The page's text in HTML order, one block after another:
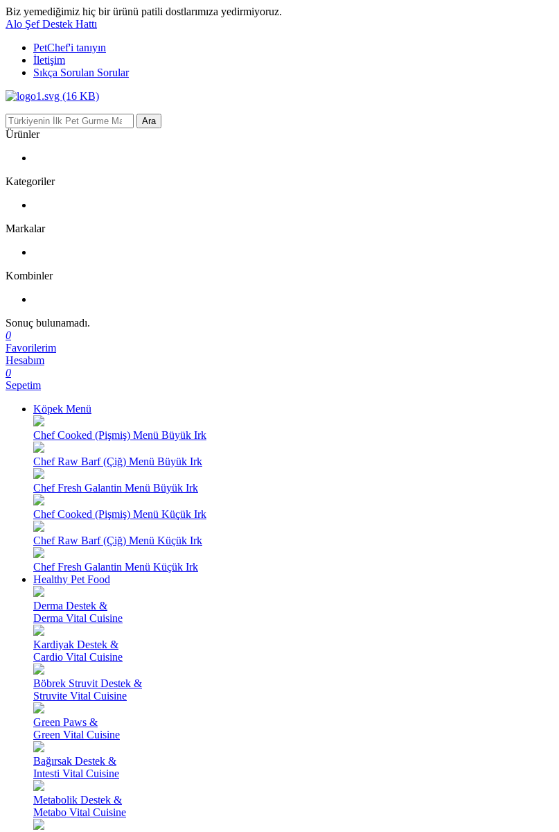
Biz yemediğimiz hiç bir ürünü patili dostlarımıza yedirmiyoruz.
Alo Şef Destek Hattı
PetChef'i tanıyın
İletişim
Sıkça Sorulan Sorular
Ara
Ürünler
Kategoriler
Markalar
Kombinler
Sonuç bulunamadı.
0
Favorilerim
Hesabım
0
Sepetim
Köpek Menü
Chef Cooked (Pişmiş) Menü Büyük Irk
Chef Raw Barf (Çiğ) Menü Büyük Irk
Chef Fresh Galantin Menü Büyük Irk
Chef Cooked (Pişmiş) Menü Küçük Irk
Chef Raw Barf (Çiğ) Menü Küçük Irk
Chef Fresh Galantin Menü Küçük Irk
Healthy Pet Food
Derma Destek &
Derma Vital Cuisine
Kardiyak Destek &
Cardio Vital Cuisine
Böbrek Struvit Destek &
Struvite Vital Cuisine
Green Paws &
Green Vital Cuisine
Bağırsak Destek &
Intesti Vital Cuisine
Metabolik Destek &
Metabo Vital Cuisine